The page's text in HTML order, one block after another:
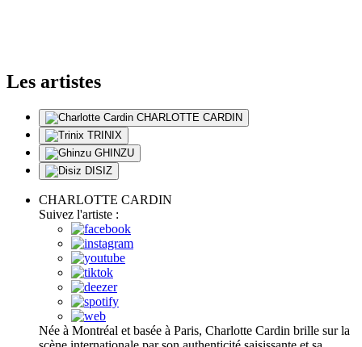
Les artistes
CHARLOTTE CARDIN
TRINIX
GHINZU
DISIZ
CHARLOTTE CARDIN
Suivez l'artiste :
Née à Montréal et basée à Paris, Charlotte Cardin brille sur la